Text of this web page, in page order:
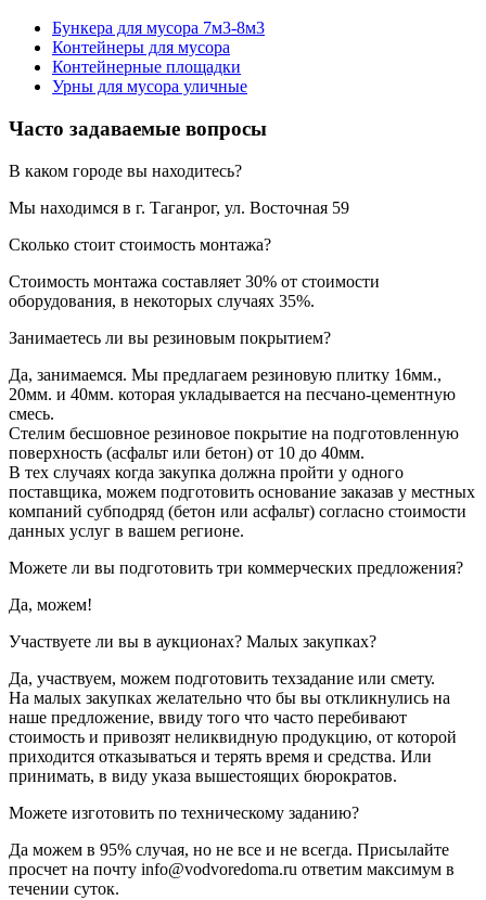
Бункера для мусора 7м3-8м3
Контейнеры для мусора
Контейнерные площадки
Урны для мусора уличные
Часто задаваемые вопросы
В каком городе вы находитесь?
Мы находимся в г. Таганрог, ул. Восточная 59
Сколько стоит стоимость монтажа?
Стоимость монтажа составляет 30% от стоимости
оборудования, в некоторых случаях 35%.
Занимаетесь ли вы резиновым покрытием?
Да, занимаемся. Мы предлагаем резиновую плитку 16мм.,
20мм. и 40мм. которая укладывается на песчано-цементную
смесь.
Стелим бесшовное резиновое покрытие на подготовленную
поверхность (асфальт или бетон) от 10 до 40мм.
В тех случаях когда закупка должна пройти у одного
поставщика, можем подготовить основание заказав у местных
компаний субподряд (бетон или асфальт) согласно стоимости
данных услуг в вашем регионе.
Можете ли вы подготовить три коммерческих предложения?
Да, можем!
Участвуете ли вы в аукционах? Малых закупках?
Да, участвуем, можем подготовить техзадание или смету.
На малых закупках желательно что бы вы откликнулись на
наше предложение, ввиду того что часто перебивают
стоимость и привозят неликвидную продукцию, от которой
приходится отказываться и терять время и средства. Или
принимать, в виду указа вышестоящих бюрократов.
Можете изготовить по техническому заданию?
Да можем в 95% случая, но не все и не всегда. Присылайте
просчет на почту info@vodvoredoma.ru ответим максимум в
течении суток.